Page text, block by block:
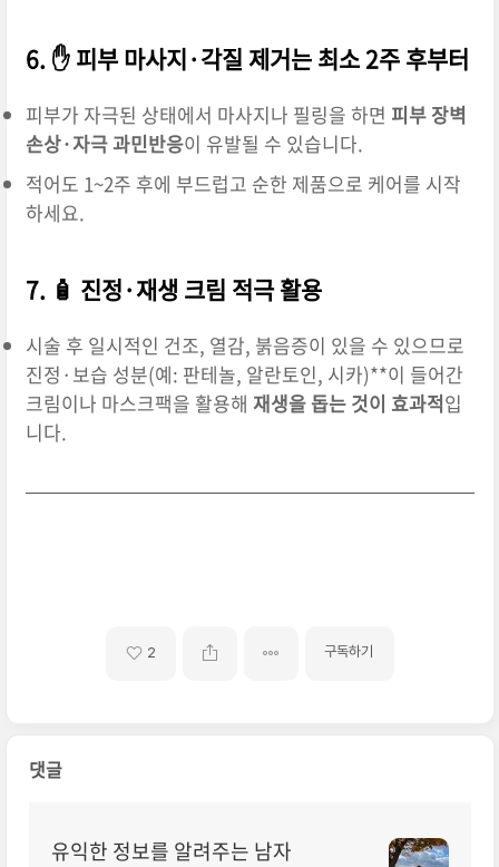
6. ✋ 피부 마사지·각질 제거는 최소 2주 후부터
피부가 자극된 상태에서 마사지나 필링을 하면 피부 장벽
손상·자극 과민반응이 유발될 수 있습니다.
적어도 1~2주 후에 부드럽고 순한 제품으로 케어를 시작
하세요.
7. 🧴 진정·재생 크림 적극 활용
시술 후 일시적인 건조, 열감, 붉음증이 있을 수 있으므로
진정·보습 성분(예: 판테놀, 알란토인, 시카)**이 들어간
크림이나 마스크팩을 활용해 재생을 돕는 것이 효과적입
니다.
2 구독하기
댓글
유익한 정보를 알려주는 남자